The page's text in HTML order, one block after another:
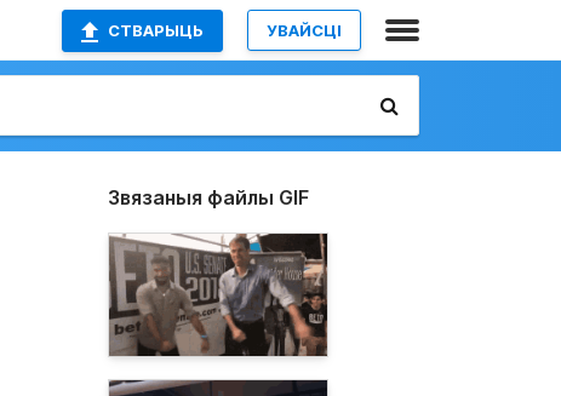
СТВАРЫЦЬ УВАЙСЦІ
Звязаныя файлы GIF